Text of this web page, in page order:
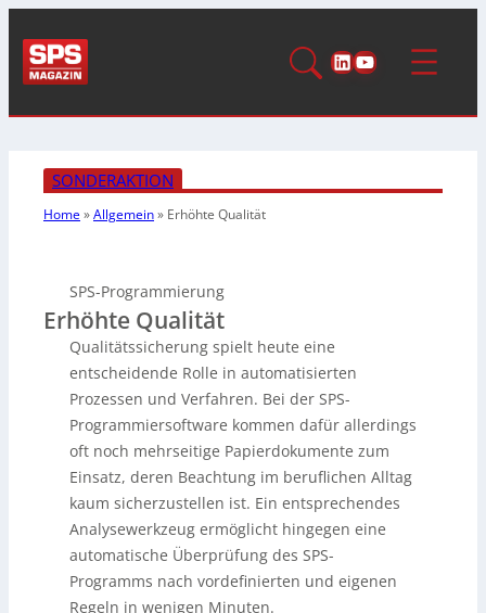
LinkedIn
YouTube
SONDERAKTION
Home»Allgemein» Erhöhte Qualität
SPS-Programmierung
Erhöhte Qualität
Qualitätssicherung spielt heute eine
entscheidende Rolle in automatisierten
Prozessen und Verfahren. Bei der SPS-
Programmiersoftware kommen dafür allerdings
oft noch mehrseitige Papierdokumente zum
Einsatz, deren Beachtung im beruflichen Alltag
kaum sicherzustellen ist. Ein entsprechendes
Analysewerkzeug ermöglicht hingegen eine
automatische Überprüfung des SPS-
Programms nach vordefinierten und eigenen
Regeln in wenigen Minuten.